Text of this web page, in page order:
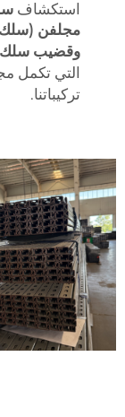
استكشاف
وقضيب سلك
التي تكمل
تركيباتنا.